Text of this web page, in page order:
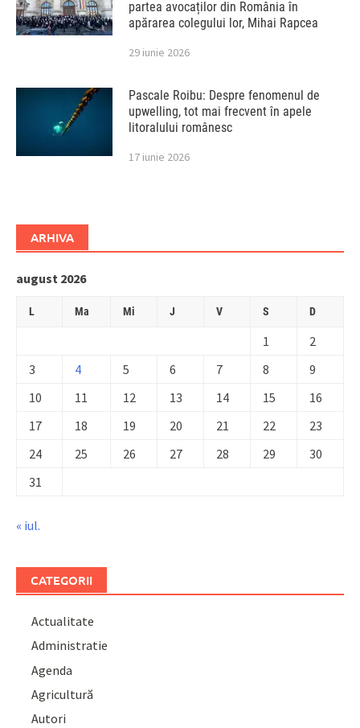
partea avocaților din România în
apărarea colegului lor, Mihai Rapcea
29 iunie 2026
Pascale Roibu: Despre fenomenul de
upwelling, tot mai frecvent în apele
litoralului românesc
17 iunie 2026
ARHIVA
august 2026
L Ma Mi J V S D
1
2
3
4 5 6 7 8
9
10
11 12 13 14 15
16
17
18 19 20 21 22
23
24
25 26 27 28 29
30
31
« iul.
CATEGORII
Actualitate
Administratie
Agenda
Agricultură
Autori